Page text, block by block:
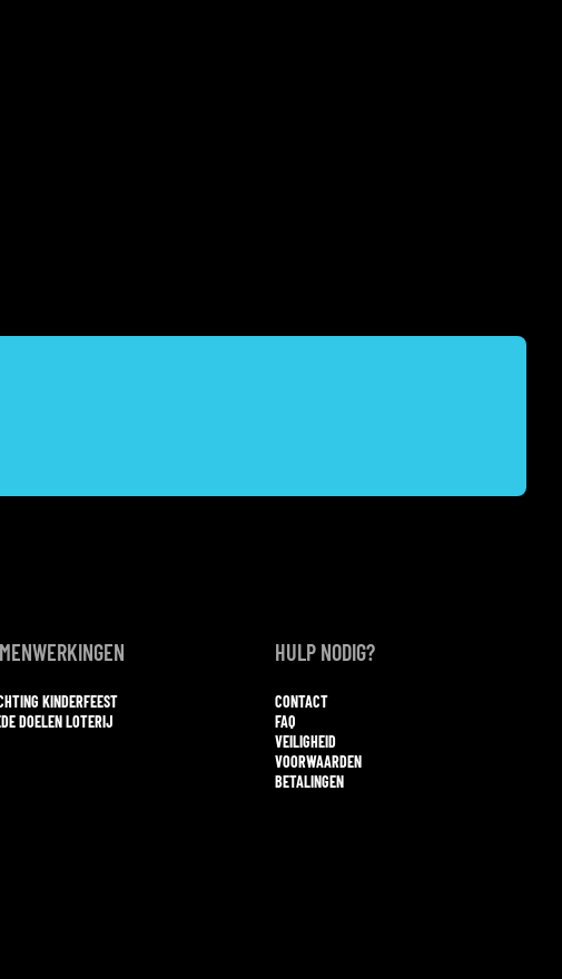
KINDERFEEST
DOELEN LOTERIJ
HULP NODIG?
CONTACT
FAQ
VEILIGHEID
VOORWAARDEN
BETALINGEN